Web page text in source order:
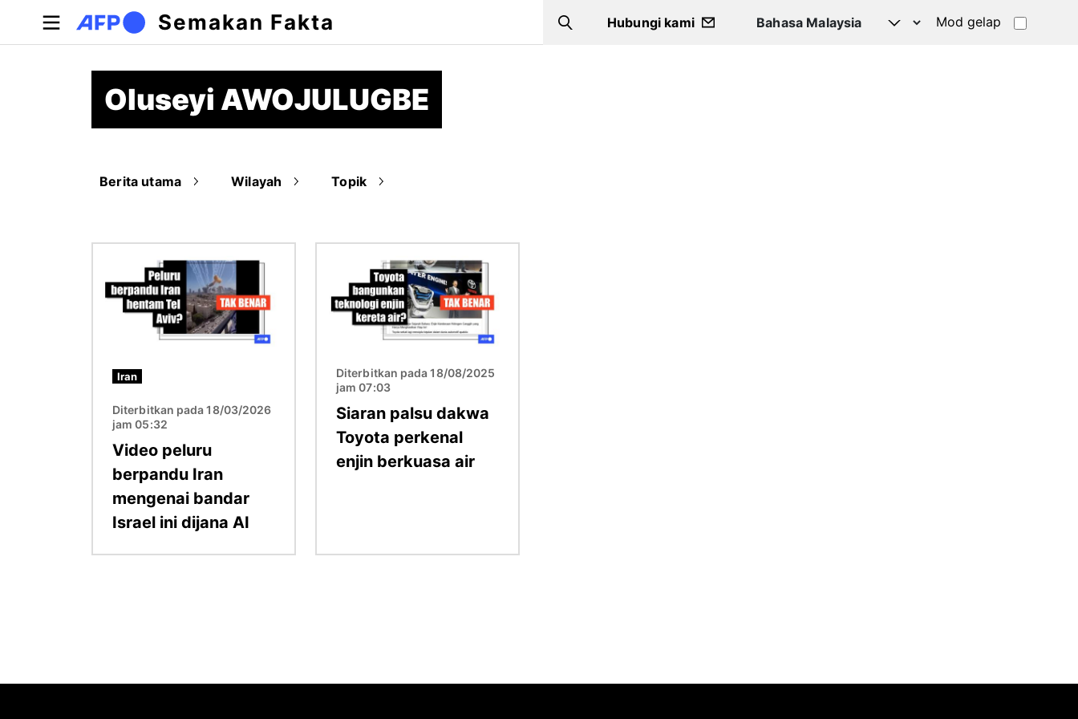
Langkau ke kandungan utama
Semakan Fakta Search
Hubungi kami Mod gelap
Oluseyi AWOJULUGBE
Berita utama Wilayah Topik
Iran
Diterbitkan pada 18/03/2026
jam 05:32
Video peluru
berpandu Iran
mengenai bandar
Israel ini dijana AI
Diterbitkan pada 18/08/2025
jam 07:03
Siaran palsu dakwa
Toyota perkenal
enjin berkuasa air